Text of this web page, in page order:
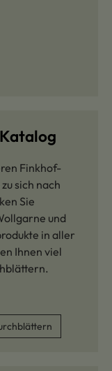
Finkhof-
sich nach
Sie
und
in aller
Ihnen viel